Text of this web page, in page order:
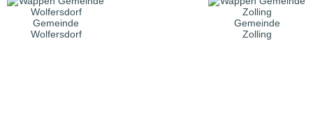
Gemeinde
Wolfersdorf
Gemeinde
Zolling